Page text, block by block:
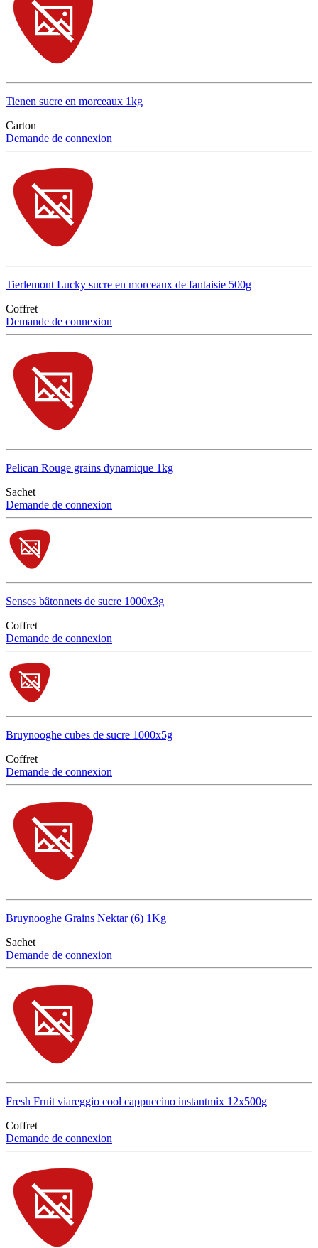
Tienen sucre en morceaux 1kg
Carton
Demande de connexion
Tierlemont Lucky sucre en morceaux de fantaisie 500g
Coffret
Demande de connexion
Pelican Rouge grains dynamique 1kg
Sachet
Demande de connexion
Senses bâtonnets de sucre 1000x3g
Coffret
Demande de connexion
Bruynooghe cubes de sucre 1000x5g
Coffret
Demande de connexion
Bruynooghe Grains Nektar (6) 1Kg
Sachet
Demande de connexion
Fresh Fruit viareggio cool cappuccino instantmix 12x500g
Coffret
Demande de connexion